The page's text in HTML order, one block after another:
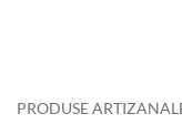
PRODUSE